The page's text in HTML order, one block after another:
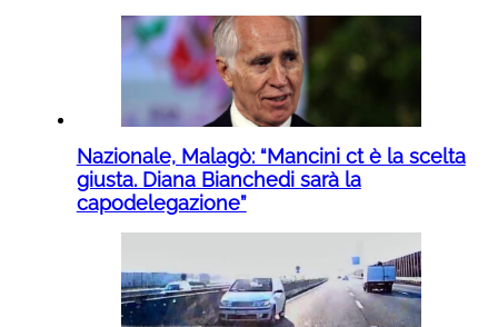
Nazionale, Malagò: “Mancini ct è la scelta
giusta. Diana Bianchedi sarà la
capodelegazione”